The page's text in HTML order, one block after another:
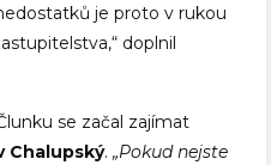
je proto v rukou
doplnil
se začal zajímat
Chalupský.„Pokud nejste